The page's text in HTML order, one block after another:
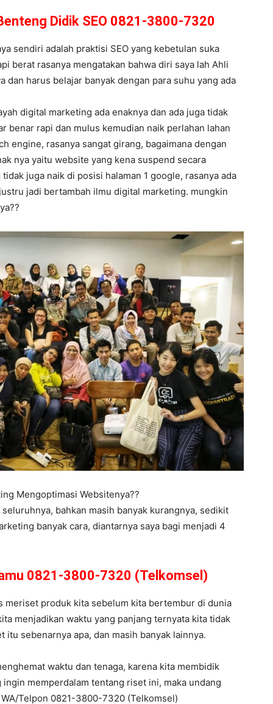
Didik SEO 0821-3800-7320
sendiri adalah praktisi SEO yang kebetulan suka
berat rasanya mengatakan bahwa diri saya lah Ahli
dan harus belajar banyak dengan para suhu yang ada
digital marketing ada enaknya dan ada juga tidak
benar rapi dan mulus kemudian naik perlahan lahan
engine, rasanya sangat girang, bagaimana dengan
nya yaitu website yang kena suspend secara
juga naik di posisi halaman 1 google, rasanya ada
jadi bertambah ilmu digital marketing. mungkin
Mengoptimasi Websitenya??
bahkan masih banyak kurangnya, sedikit
banyak cara, diantarnya saya bagi menjadi 4
0821-3800-7320 (Telkomsel)
meriset produk kita sebelum kita bertembur di dunia
menjadikan waktu yang panjang ternyata kita tidak
sebenarnya apa, dan masih banyak lainnya.
waktu dan tenaga, karena kita membidik
memperdalam tentang riset ini, maka undang
Telpon 0821-3800-7320 (Telkomsel)